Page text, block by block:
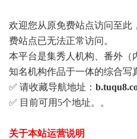
欢迎您从原免费站点访问至此
费站点已无法正常访问。
本平台是集秀人机构、番外（
知名机构作品于一体的综合写
✅ 请收藏导航地址：
✅ 目前可用5个地址。。
关于本站运营说明